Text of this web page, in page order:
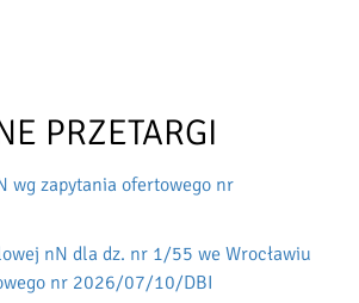
PRZETARGI
wg zapytania ofertowego nr
nN dla dz. nr 1/55 we Wrocławiu
nr 2026/07/10/DBI